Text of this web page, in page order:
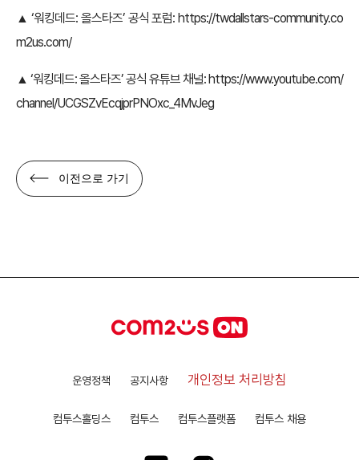
▲ ‘워킹데드: 올스타즈’ 공식 포럼: https://twdallstars-community.co
m2us.com/
▲ ‘워킹데드: 올스타즈’ 공식 유튜브 채널: https://www.youtube.com/
channel/UCGSZvEcqjprPNOxc_4MvJeg
이전으로 가기
운영정책 공지사항 개인정보 처리방침
컴투스홀딩스 컴투스 컴투스플랫폼 컴투스 채용